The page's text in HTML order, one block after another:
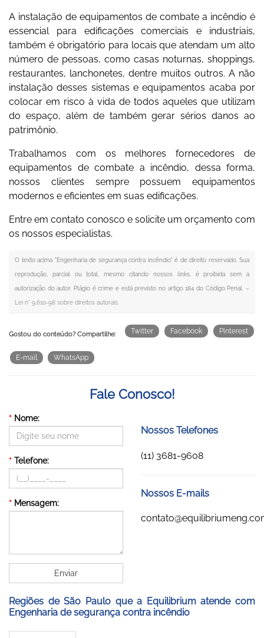
A instalação de equipamentos de combate a incêndio é
essencial para edificações comerciais e industriais,
também é obrigatório para locais que atendam um alto
número de pessoas, como casas noturnas, shoppings,
restaurantes, lanchonetes, dentre muitos outros. A não
instalação desses sistemas e equipamentos acaba por
colocar em risco à vida de todos aqueles que utilizam
do espaço, além de também gerar sérios danos ao
patrimônio.
Trabalhamos com os melhores fornecedores de
equipamentos de combate a incêndio, dessa forma,
nossos clientes sempre possuem equipamentos
modernos e eficientes em suas edificações.
Entre em contato conosco e solicite um orçamento com
os nossos especialistas.
O texto acima "Engenharia de segurança contra incêndio" é de direito reservado. Sua
reprodução, parcial ou total, mesmo citando nossos links, é proibida sem a
autorização do autor. Plágio é crime e está previsto no artigo 184 do Código Penal. –
Lei n° 9.610-98 sobre direitos autorais
Gostou do conteúdo? Compartilhe: Twitter Facebook Pinterest
E-mail WhatsApp
Fale Conosco!
* Nome:
* Telefone:
* Mensagem:
Enviar
Nossos Telefones
(11) 3681-9608
Nossos E-mails
Regiões de São Paulo que a Equilibrium atende com
Engenharia de segurança contra incêndio